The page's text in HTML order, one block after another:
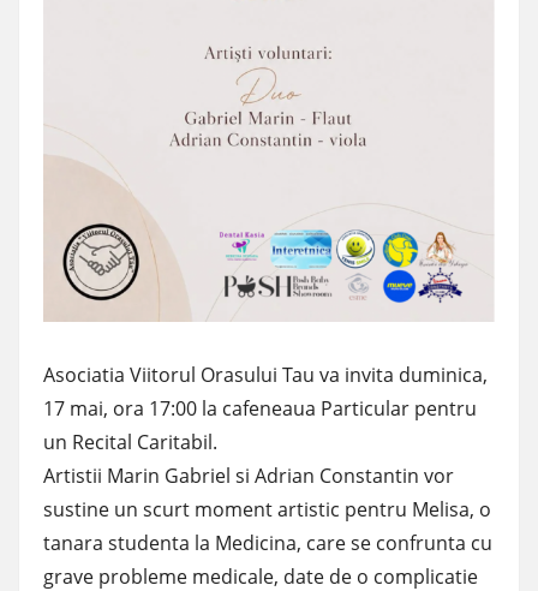
Asociatia Viitorul Orasului Tau va invita duminica,
17 mai, ora 17:00 la cafeneaua Particular pentru
un Recital Caritabil.
Artistii Marin Gabriel si Adrian Constantin vor
sustine un scurt moment artistic pentru Melisa, o
tanara studenta la Medicina, care se confrunta cu
grave probleme medicale, date de o complicatie